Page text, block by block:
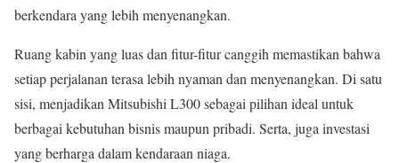
berkendara yang lebih menyenangkan.
Ruang kabin yang luas dan fitur-fitur canggih memastikan bahwa
setiap perjalanan terasa lebih nyaman dan menyenangkan. Di satu
sisi, menjadikan Mitsubishi L300 sebagai pilihan ideal untuk
berbagai kebutuhan bisnis maupun pribadi. Serta, juga investasi
yang berharga dalam kendaraan niaga.